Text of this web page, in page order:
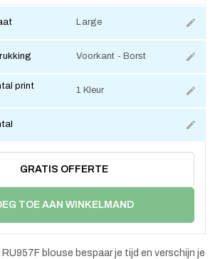
Large
Voorkant - Borst
print
1 Kleur
GRATIS OFFERTE
TOE AAN WINKELMAND
blouse bespaar je tijd en verschijn je